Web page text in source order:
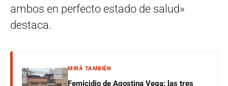
ambos en perfecto estado de salud»
destaca.
MIRÁ TAMBIÉN
Femicidio de Agostina Vega: las tres